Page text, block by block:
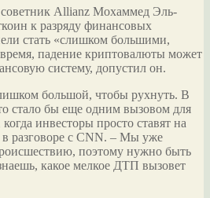
Allianz Мохаммед Эль-
к разряду финансовых
стать «слишком большими,
падение криптовалюты может
систему, допустил он.
большой, чтобы рухнуть. В
стало бы еще одним вызовом для
инвесторы просто ставят на
в разговоре с CNN. – Мы уже
поэтому нужно быть
какое мелкое ДТП вызовет